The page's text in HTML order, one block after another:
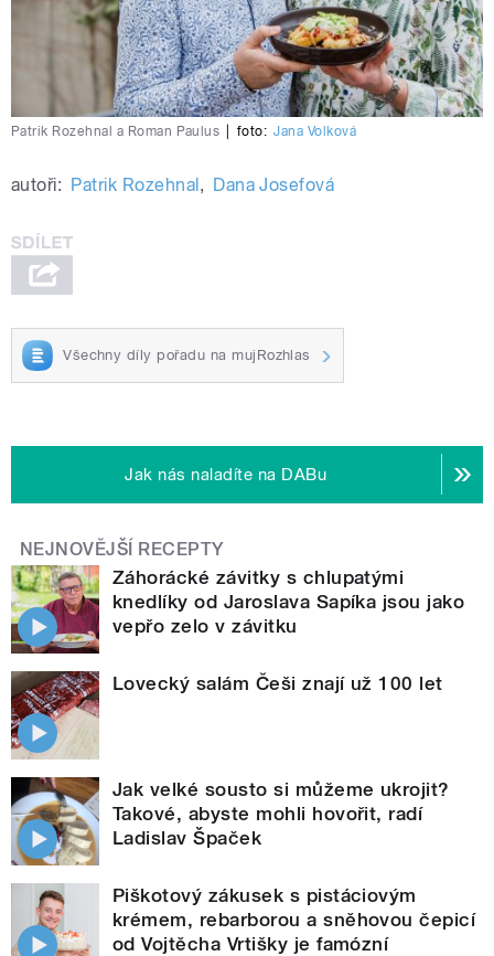
Patrik Rozehnal a Roman Paulus foto: Jana Volková
autoři: Patrik Rozehnal, Dana Josefová
Všechny díly pořadu na mujRozhlas
Jak nás naladíte na DABu
NEJNOVĚJŠÍ RECEPTY
Záhorácké závitky s chlupatými
knedlíky od Jaroslava Sapíka jsou jako
vepřo zelo v závitku
Lovecký salám Češi znají už 100 let
Jak velké sousto si můžeme ukrojit?
Takové, abyste mohli hovořit, radí
Ladislav Špaček
Piškotový zákusek s pistáciovým
krémem, rebarborou a sněhovou čepicí
od Vojtěcha Vrtišky je famózní